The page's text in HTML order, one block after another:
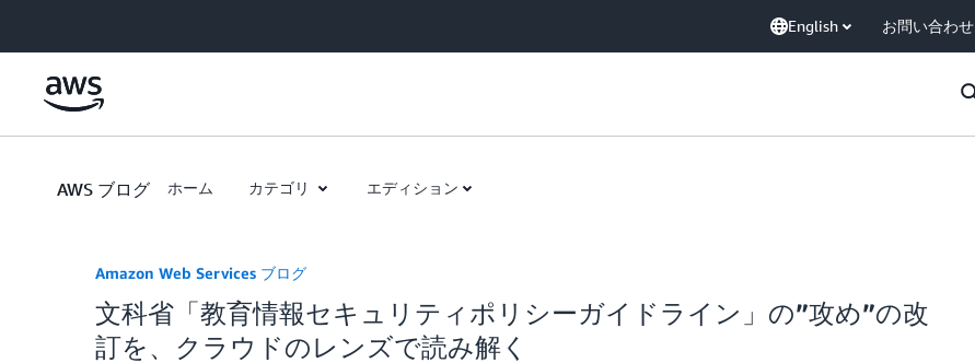
English お問い合わせ
AWS ブログ ホーム カテゴリ エディション
Amazon Web Services ブログ
文科省「教育情報セキュリティポリシーガイドライン」の”攻め”の改
訂を、クラウドのレンズで読み解く